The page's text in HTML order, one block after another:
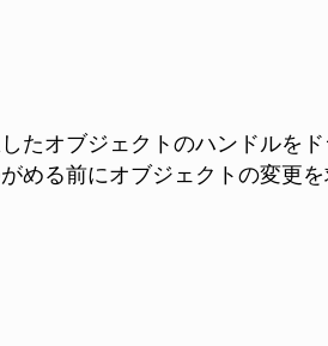
オブジェクトのハンドルを
る前にオブジェクトの変更を